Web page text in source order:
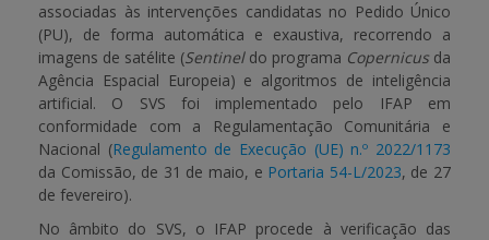
APOIO AO BENEFICIÁRIO
Entrar / Registar
associadas às intervenções candidatas no Pedido Único
(PU), de forma automática e exaustiva, recorrendo a
imagens de satélite (Sentineldo programa Copernicus da
Agência Espacial Europeia) e algoritmos de inteligência
artificial. O SVS foi implementado pelo IFAP em
conformidade com a Regulamentação Comunitária e
Nacional (Regulamento de Execução (UE) n.º 2022/1173
da Comissão, de 31 de maio, e Portaria 54-L/2023, de 27
de fevereiro).
No âmbito do SVS, o IFAP procede à verificação das